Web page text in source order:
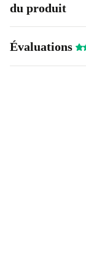
du produit
Évaluations